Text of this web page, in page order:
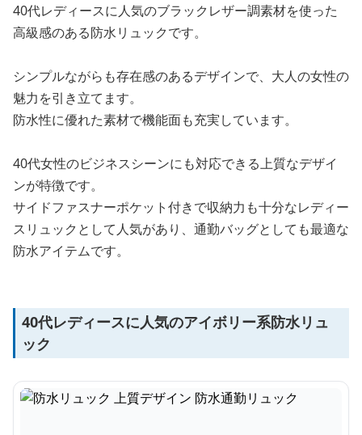
40代レディースに人気のブラックレザー調素材を使った
高級感のある防水リュックです。
シンプルながらも存在感のあるデザインで、大人の女性の
魅力を引き立てます。
防水性に優れた素材で機能面も充実しています。
40代女性のビジネスシーンにも対応できる上質なデザイ
ンが特徴です。
サイドファスナーポケット付きで収納力も十分なレディー
スリュックとして人気があり、通勤バッグとしても最適な
防水アイテムです。
40代レディースに人気のアイボリー系防水リュ
ック